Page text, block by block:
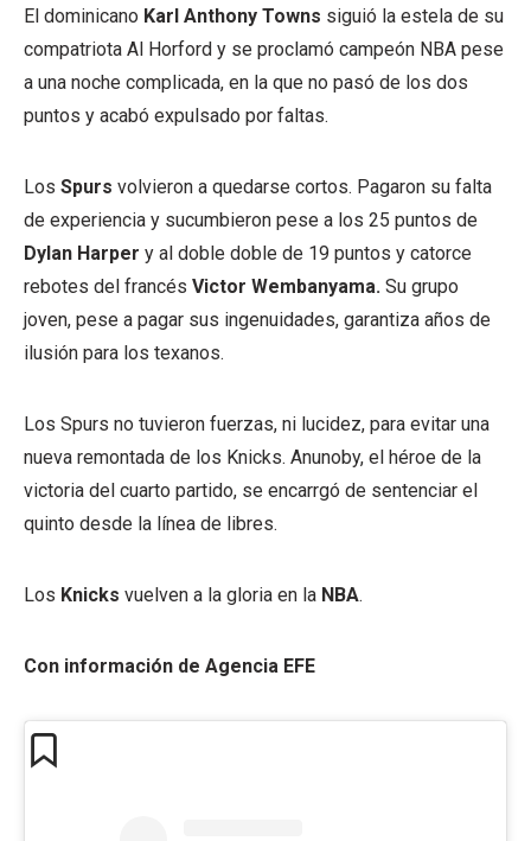
El dominicano Karl Anthony Towns siguió la estela de su
compatriota Al Horford y se proclamó campeón NBA pese
a una noche complicada, en la que no pasó de los dos
puntos y acabó expulsado por faltas.
Los Spurs volvieron a quedarse cortos. Pagaron su falta
de experiencia y sucumbieron pese a los 25 puntos de
Dylan Harper y al doble doble de 19 puntos y catorce
rebotes del francés Victor Wembanyama. Su grupo
joven, pese a pagar sus ingenuidades, garantiza años de
ilusión para los texanos.
Los Spurs no tuvieron fuerzas, ni lucidez, para evitar una
nueva remontada de los Knicks. Anunoby, el héroe de la
victoria del cuarto partido, se encarrgó de sentenciar el
quinto desde la línea de libres.
Los Knicks vuelven a la gloria en la NBA.
Con información de Agencia EFE